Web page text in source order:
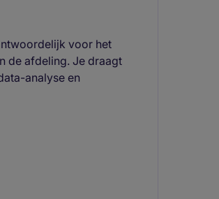
voor het
de afdeling. Je draagt
analyse en